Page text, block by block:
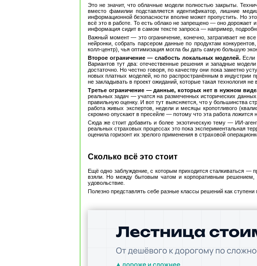
Это не значит, что облачные модели полностью закрыты.
вместо фамилии подставляется идентификатор, лишние
информационной безопасности вполне может пропустить. Но
всё это в работе. То есть облако не запрещено — оно дорожает
информация сидит в самом тексте запроса — например,
Важный момент — это ограничение, конечно, затрагивает не
нейронки, собрать парсером данные по продуктам
колл-центр), чья оптимизация могла бы дать самую большую
Второе ограничение — слабость локальных моделей. Если
Вариантов тут два: отечественные решения и западные
достаточно. Но честно говоря, по качеству они пока заметно
новых платных моделей, но по распространённым в индустрии
не закладывать в проект ожиданий, которые такая технология не
Третье ограничение — данные, которых нет в нужном
реальных задач — учатся на размеченных исторических
правильную оценку. И вот тут выясняется, что у большинства
работа живых экспертов, недели и месяцы кропотливого
скромно опускают в пресейле — потому что эта работа ложится
Сюда же стоит добавить и более экзотическую тему — ИИ-
реальных страховых процессах это пока экспериментальная
оценила горизонт их зрелого применения в страховой
Сколько всё это стоит
Ещё одно заблуждение, с которым приходится сталкиваться —
взяли. Но между бытовым чатом и корпоративным решением,
удовольствие.
Полезно представлять себе разные классы решений как